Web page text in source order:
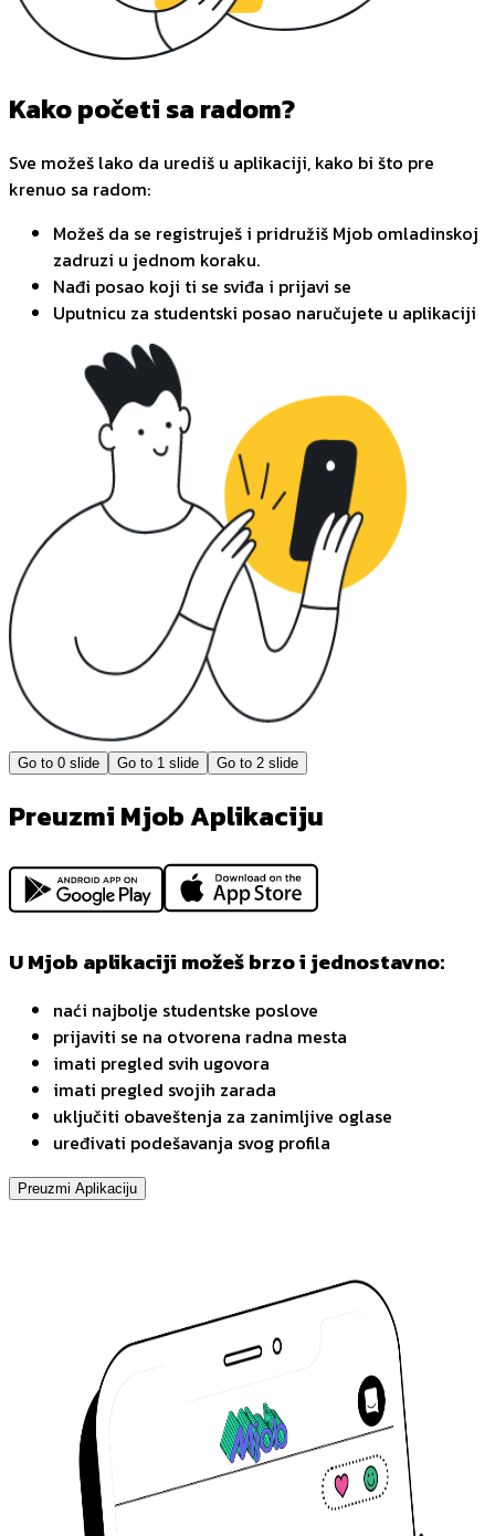
Kako početi sa radom?
Sve možeš lako da urediš u aplikaciji, kako bi što pre
krenuo sa radom:
Možeš da se registruješ i pridružiš Mjob omladinskoj
zadruzi u jednom koraku.
Nađi posao koji ti se sviđa i prijavi se
Uputnicu za studentski posao naručujete u aplikaciji
Go to 0 slide Go to 1 slide Go to 2 slide
Preuzmi Mjob Aplikaciju
U Mjob aplikaciji možeš brzo i jednostavno:
naći najbolje studentske poslove
prijaviti se na otvorena radna mesta
imati pregled svih ugovora
imati pregled svojih zarada
uključiti obaveštenja za zanimljive oglase
uređivati podešavanja svog profila
Preuzmi Aplikaciju